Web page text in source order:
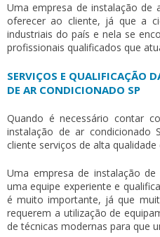
Umaempresa de instalação de
oferecer ao cliente, já que a
industriais do país e nela se
profissionais qualificados que
SERVIÇOS E QUALIFICAÇÃO
DE AR CONDICIONADO SP
Quando é necessário contar
instalação de ar condicionado
cliente serviços de alta
Uma empresa de instalação
uma equipe experiente e
é muito importante, já que
requerem a utilização de
de técnicas modernas para que